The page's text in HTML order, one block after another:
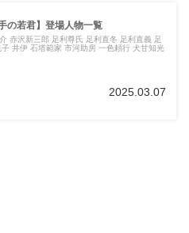
の若君】登場人物一覧
赤沢新三郎 足利尊氏 足利直冬 足利直義 足
井伊 石塔範家 市河助房 一色頼行 犬甘知光
2025.03.07